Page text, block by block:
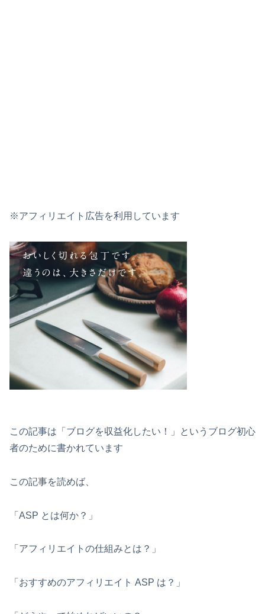
※アフィリエイト広告を利用しています
この記事は「ブログを収益化したい！」というブログ初心
者のために書かれています
この記事を読めば、
「ASP とは何か？」
「アフィリエイトの仕組みとは？」
「おすすめのアフィリエイト ASP は？」